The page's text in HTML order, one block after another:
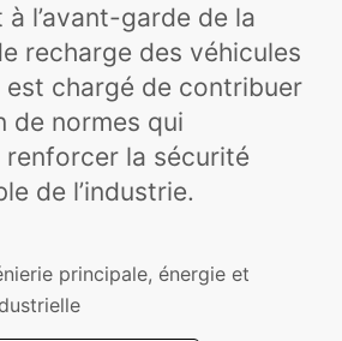
l’avant-garde de la
recharge des véhicules
est chargé de contribuer
de normes qui
la sécurité
de l’industrie.
principale, énergie et